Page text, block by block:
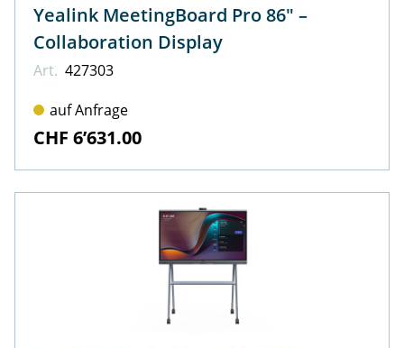
Yealink MeetingBoard Pro 86" –
Collaboration Display
Art. 427303
auf Anfrage
CHF 6’631.00